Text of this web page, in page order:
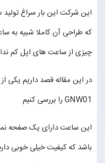
گجت
Open submenu (لوازم جانبی)
لوازم جانبی
تماس با ما
این شرکت این بار سراغ
که طراحی آن کاملا شبیه به
چیزی از ساعت های اپل کم
در این مقاله قصد داریم یکی
GNW01 را بررسی کنیم
باشد که کیفیت خیلی خوبی